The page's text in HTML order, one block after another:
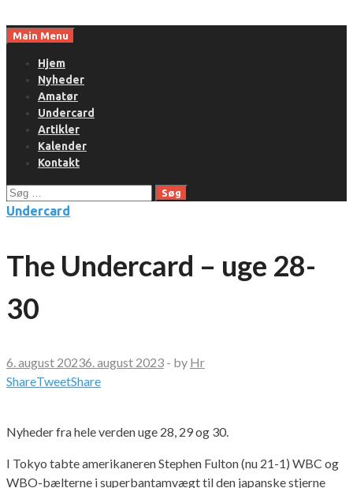
toMain Menu
Hjem
Nyheder
Amatør
Undercard
Artikler
Kalender
Kontakt
Søg
efter:
Undercard
The Undercard – uge 28-
30
6. august 20236. august 2023 - by Hr
ShareTweetShare
Nyheder fra hele verden uge 28, 29 og 30.
I Tokyo tabte amerikaneren Stephen Fulton (nu 21-1) WBC og
WBO-bælterne i superbantamvægt til den japanske stjerne